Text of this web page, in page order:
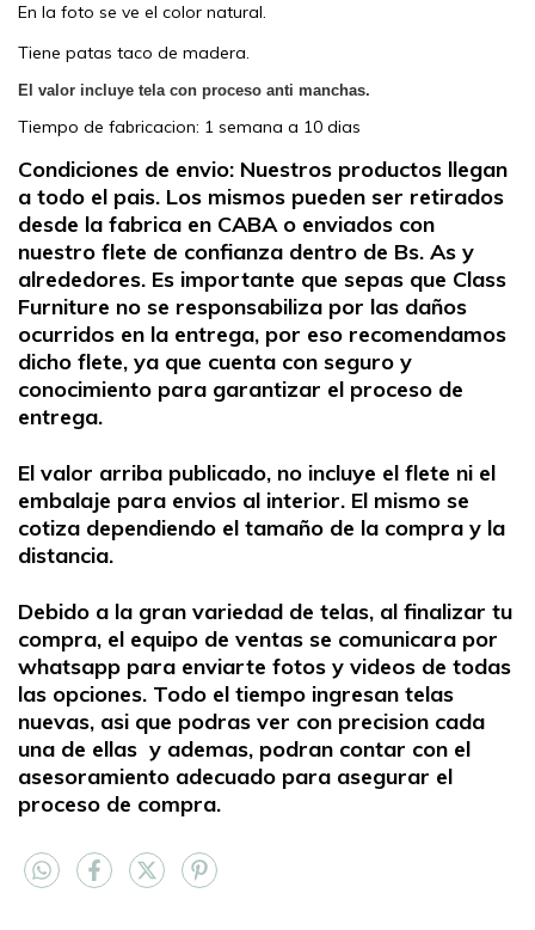
En la foto se ve el color natural.
Tiene patas taco de madera.
El valor incluye tela con proceso anti manchas.
Tiempo de fabricacion: 1 semana a 10 dias
Condiciones de envio: Nuestros productos llegan
a todo el pais. Los mismos pueden ser retirados
desde la fabrica en CABA o enviados con
nuestro flete de confianza dentro de Bs. As y
alrededores. Es importante que sepas que Class
Furniture no se responsabiliza por las daños
ocurridos en la entrega, por eso recomendamos
dicho flete, ya que cuenta con seguro y
conocimiento para garantizar el proceso de
entrega.
El valor arriba publicado, no incluye el flete ni el
embalaje para envios al interior. El mismo se
cotiza dependiendo el tamaño de la compra y la
distancia.
Debido a la gran variedad de telas, al finalizar tu
compra, el equipo de ventas se comunicara por
whatsapp para enviarte fotos y videos de todas
las opciones. Todo el tiempo ingresan telas
nuevas, asi que podras ver con precision cada
una de ellas y ademas, podran contar con el
asesoramiento adecuado para asegurar el
proceso de compra.